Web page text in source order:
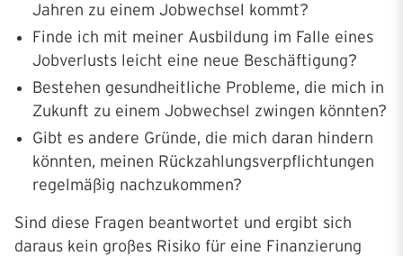
Jahren zu einem Jobwechsel kommt?
Finde ich mit meiner Ausbildung im Falle eines
Jobverlusts leicht eine neue Beschäftigung?
Bestehen gesundheitliche Probleme, die mich in
Zukunft zu einem Jobwechsel zwingen könnten?
Gibt es andere Gründe, die mich daran hindern
könnten, meinen Rückzahlungsverpflichtungen
regelmäßig nachzukommen?
Sind diese Fragen beantwortet und ergibt sich
daraus kein großes Risiko für eine Finanzierung